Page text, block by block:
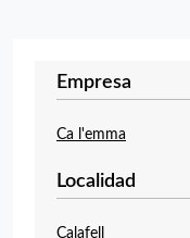
Empresa
Ca l'emma
Localidad
Calafell